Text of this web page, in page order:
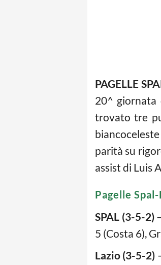
PAGELLE
20^ giornata
trovato tre
parità su
assist di Luis
Pagelle
SPAL (3-5-2)
5 (Costa 6),
Lazio (3-5-2)